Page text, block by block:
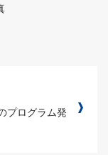
プログラム発